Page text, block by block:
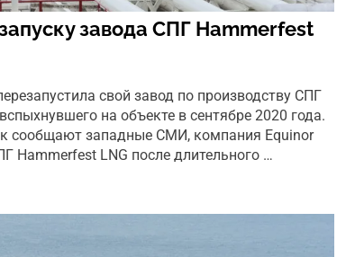
завода СПГ Hammerfest
свой завод по производству СПГ
на объекте в сентябре 2020 года.
сообщают западные СМИ, компания Equinor
Hammerfest LNG после длительного …